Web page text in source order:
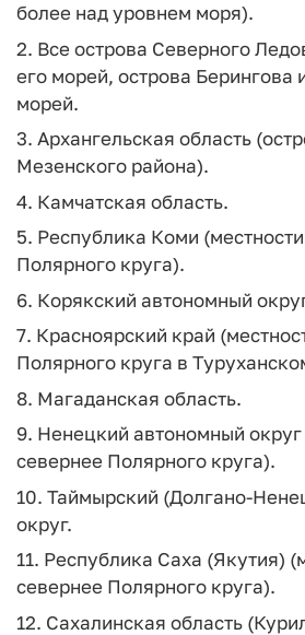
более над уровнем моря).
2. Все острова Северного
его морей, острова Берингова
морей.
3. Архангельская область
Мезенского района).
4. Камчатская область.
5. Республика Коми
Полярного круга).
6. Корякский автономный
7. Красноярский край
Полярного круга в
8. Магаданская область.
9. Ненецкий автономный округ
севернее Полярного круга).
10. Таймырский (Долгано-
округ.
11. Республика Саха (Якутия)
севернее Полярного круга).
12. Сахалинская область